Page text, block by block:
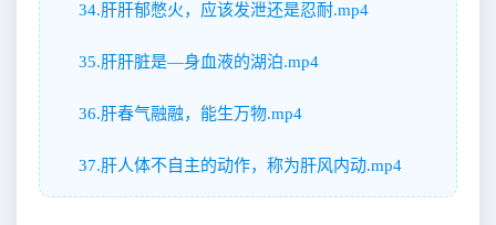
34.肝肝郁憋火，应该发泄还是忍耐.mp4
35.肝肝脏是—身血液的湖泊.mp4
36.肝春气融融，能生万物.mp4
37.肝人体不自主的动作，称为肝风内动.mp4